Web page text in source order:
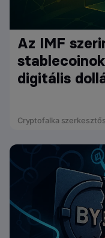
Az IMF
digitális
Cryptofalka